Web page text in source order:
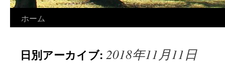
ホーム
日別アーカイブ: 2018年11月11日